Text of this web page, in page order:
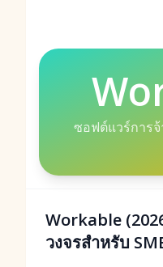
ซอฟต์แวร์การ
Workable
วงจรสำหรับ